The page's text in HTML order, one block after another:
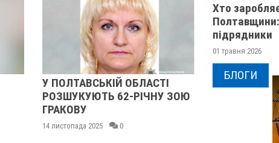
У ПОЛТАВСЬКІЙ ОБЛАСТІ
РОЗШУКУЮТЬ 62-РІЧНУ ЗОЮ
ГРАКОВУ
14 листопада 2025 0
У
ГАННУ
13 листопада 2025
Хто
Полтавщини:
підрядники
01 травня 2026
БЛОГИ